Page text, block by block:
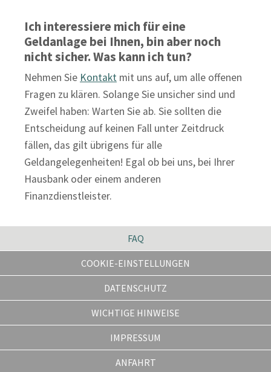
Ich interessiere mich für eine
Geldanlage bei Ihnen, bin aber noch
nicht sicher. Was kann ich tun?
Nehmen Sie Kontakt mit uns auf, um alle offenen
Fragen zu klären. Solange Sie unsicher sind und
Zweifel haben: Warten Sie ab. Sie sollten die
Entscheidung auf keinen Fall unter Zeitdruck
fällen, das gilt übrigens für alle
Geldangelegenheiten! Egal ob bei uns, bei Ihrer
Hausbank oder einem anderen
Finanzdienstleister.
FAQ
COOKIE-EINSTELLUNGEN
DATENSCHUTZ
WICHTIGE HINWEISE
IMPRESSUM
ANFAHRT